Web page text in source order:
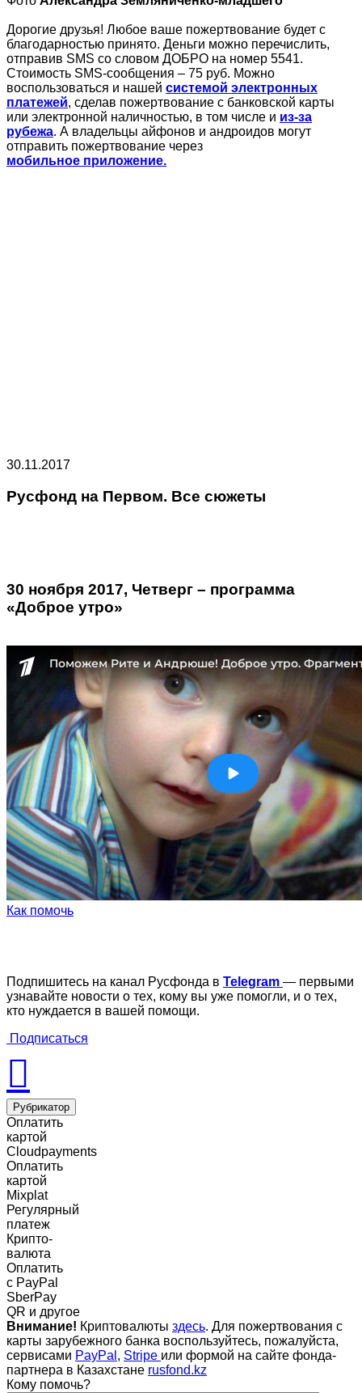
Дорогие друзья! Любое ваше пожертвование будет с
благодарностью принято. Деньги можно перечислить,
отправив SMS со словом ДОБРО на номер 5541.
Стоимость SMS-cообщения – 75 руб. Можно
воспользоваться и нашей системой электронных
платежей, сделав пожертвование с банковской карты
или электронной наличностью, в том числе и из-за
рубежа. А владельцы айфонов и андроидов могут
отправить пожертвование через
мобильное приложение.
30.11.2017
Русфонд на Первом. Все сюжеты
30 ноября 2017, Четверг – программа
«Доброе утро»
Как помочь
Подпишитесь на канал Русфонда в Telegram — первыми
узнавайте новости о тех, кому вы уже помогли, и о тех,
кто нуждается в вашей помощи.
Подписаться
Рубрикатор
Оплатить
картой
Cloudpayments
Оплатить
картой
Mixplat
Регулярный
платеж
Крипто-
валюта
Оплатить
c PayPal
SberPay
QR и другое
Внимание! Криптовалюты здесь. Для пожертвования с
карты зарубежного банка воспользуйтесь, пожалуйста,
сервисами PayPal , Stripe или формой на сайте фонда-
партнера в Казахстане rusfond.kz
Кому помочь?